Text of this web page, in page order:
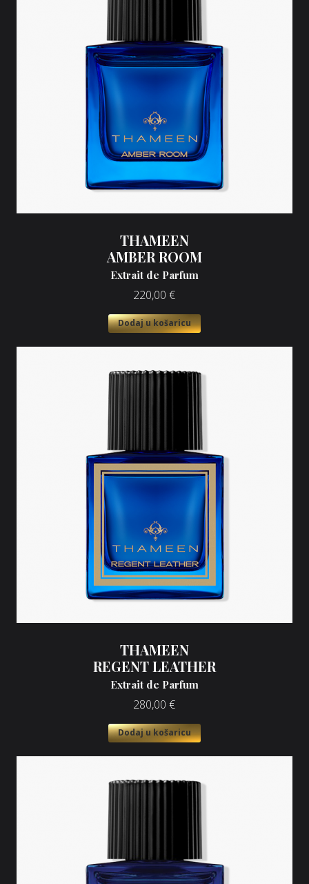
THAMEEN
AMBER ROOM
Extrait de Parfum
220,00 €
Dodaj u košaricu
THAMEEN
REGENT LEATHER
Extrait de Parfum
280,00 €
Dodaj u košaricu